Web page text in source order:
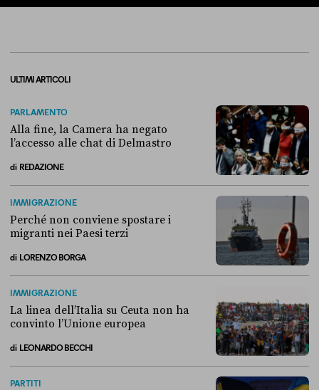
ULTIMI ARTICOLI
PARLAMENTO
Alla fine, la Camera ha negato
l’accesso alle chat di Delmastro
di REDAZIONE
IMMIGRAZIONE
Perché non conviene spostare i
migranti nei Paesi terzi
di LORENZO BORGA
IMMIGRAZIONE
La linea dell’Italia su Ceuta non ha
convinto l’Unione europea
di LEONARDO BECCHI
PARTITI